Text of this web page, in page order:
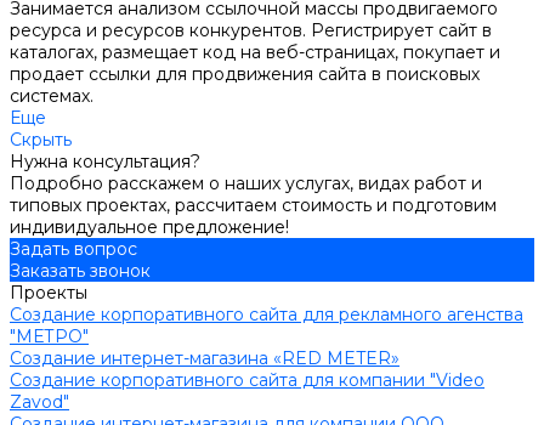
Занимается анализом ссылочной массы продвигаемого
ресурса и ресурсов конкурентов. Регистрирует сайт в
каталогах, размещает код на веб-страницах, покупает и
продает ссылки для продвижения сайта в поисковых
системах.
Еще
Скрыть
Нужна консультация?
Подробно расскажем о наших услугах, видах работ и
типовых проектах, рассчитаем стоимость и подготовим
индивидуальное предложение!
Задать вопрос
Заказать звонок
Проекты
Создание корпоративного сайта для рекламного агенства
"МЕТРО"
Создание интернет-магазина «RED METER»
Создание корпоративного сайта для компании "Video
Zavod"